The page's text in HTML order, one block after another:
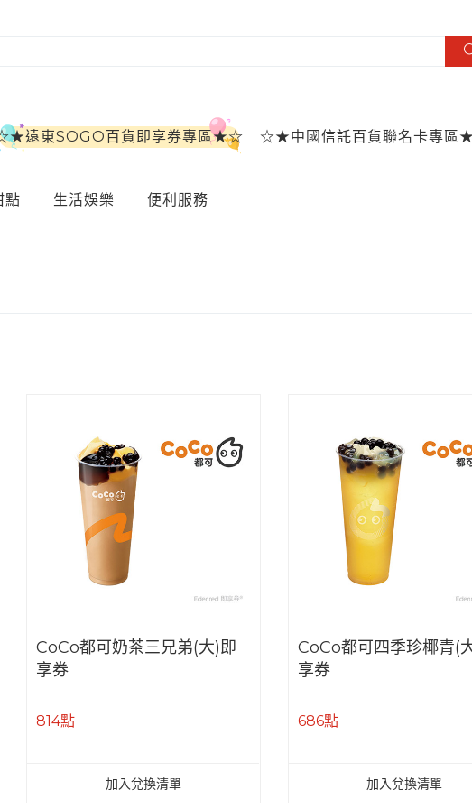
遠東SOGO百貨即享券專區★☆ ☆★中國信託百貨聯名卡專
點 生活娛樂 便利服務
CoCo都可奶茶三兄弟(大)即
享券
814點
加入兌換清單
CoCo都可四季珍椰青(
享券
686點
加入兌換清單